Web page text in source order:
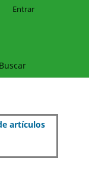
Buscar
Entrar
artículos